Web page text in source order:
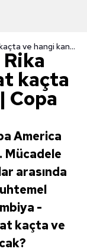
Kolombiya - Kosta Rika maçı ne zaman, saat kaçta ve hangi kanalda? | Copa America
kaçta
Copa
America
Mücadele
arasında
-
kaçta ve